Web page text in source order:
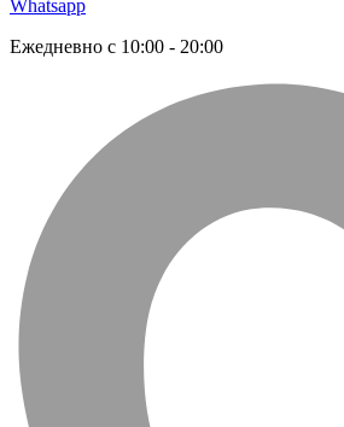
Whatsapp
Ежедневно с 10:00 - 20:00